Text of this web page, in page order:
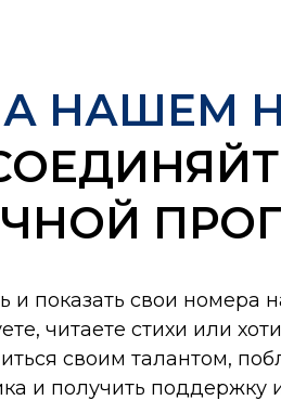
НАШЕМ
и показать свои номера
читаете стихи или
своим талантом,
и получить поддержку